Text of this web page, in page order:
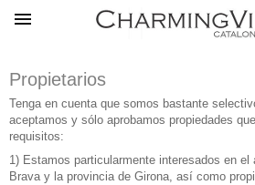
Propietarios
Tenga en cuenta que somos bastante
aceptamos y sólo aprobamos propiedades
requisitos:
1) Estamos particularmente interesados en el
Brava y la provincia de Girona, así como